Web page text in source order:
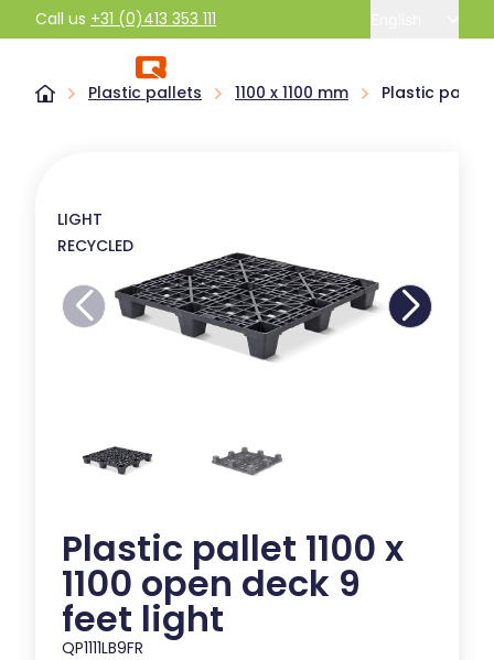
Call us +31 (0)413 353 111
Plastic pallets 1100 x 1100 mm Plastic pallet
LIGHT
RECYCLED
Plastic pallet 1100 x
1100 open deck 9
feet light
QP1111LB9FR